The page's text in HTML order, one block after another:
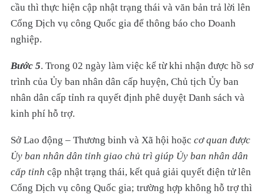
cầu thì thực hiện cập nhật trạng thái và văn bản trả lời lên
Cổng Dịch vụ công Quốc gia để thông báo cho Doanh
nghiệp.
Bước 5. Trong 02 ngày làm việc kể từ khi nhận được hồ sơ
trình của Ủy ban nhân dân cấp huyện, Chủ tịch Ủy ban
nhân dân cấp tỉnh ra quyết định phê duyệt Danh sách và
kinh phí hỗ trợ.
Sở Lao động – Thương binh và Xã hội hoặc cơ quan được
Ủy ban nhân dân tỉnh giao chủ trì giúp Ủy ban nhân dân
cấp tỉnh cập nhật trạng thái, kết quả giải quyết điện tử lên
Cổng Dịch vụ công Quốc gia; trường hợp không hỗ trợ thì